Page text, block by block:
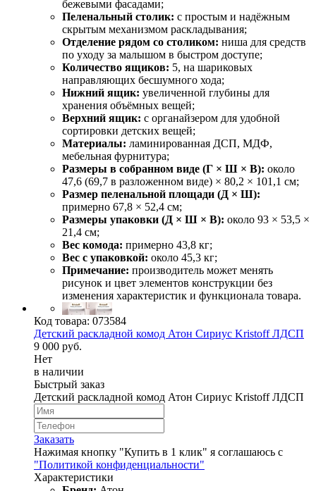
бежевыми фасадами;
Пеленальный столик: с простым и надёжным
скрытым механизмом раскладывания;
Отделение рядом со столиком: ниша для средств
по уходу за малышом в быстром доступе;
Количество ящиков: 5, на шариковых
направляющих бесшумного хода;
Нижний ящик: увеличенной глубины для
хранения объёмных вещей;
Верхний ящик: с органайзером для удобной
сортировки детских вещей;
Материалы: ламинированная ДСП, МДФ,
мебельная фурнитура;
Размеры в собранном виде (Г × Ш × В): около
47,6 (69,7 в разложенном виде) × 80,2 × 101,1 см;
Размер пеленальной площади (Д × Ш):
примерно 67,8 × 52,4 см;
Размеры упаковки (Д × Ш × В): около 93 × 53,5 ×
21,4 см;
Вес комода: примерно 43,8 кг;
Вес с упаковкой: около 45,3 кг;
Примечание: производитель может менять
рисунок и цвет элементов конструкции без
изменения характеристик и функционала товара.
Код товара: 073584
Детский раскладной комод Атон Сириус Kristoff ЛДСП
9 000 руб.
Нет
в наличии
Быстрый заказ
Детский раскладной комод Атон Сириус Kristoff ЛДСП
Заказать
Нажимая кнопку "Купить в 1 клик" я соглашаюсь с
"Политикой конфиденциальности"
Характеристики